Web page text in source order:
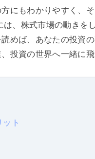
にもわかりやすく、
、株式市場の動きを
めば、あなたの投資
投資の世界へ一緒に飛
ト